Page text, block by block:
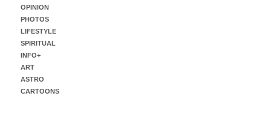
OPINION
PHOTOS
LIFESTYLE
SPIRITUAL
INFO+
ART
ASTRO
CARTOONS